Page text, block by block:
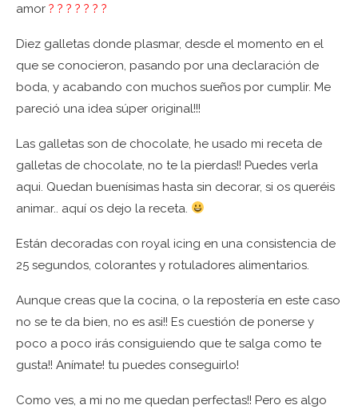
amor ? ? ? ? ? ? ?
Diez galletas donde plasmar, desde el momento en el
que se conocieron, pasando por una declaración de
boda, y acabando con muchos sueños por cumplir. Me
pareció una idea súper original!!!
Las galletas son de chocolate, he usado mi receta de
galletas de chocolate, no te la pierdas!! Puedes verla
aqui. Quedan buenísimas hasta sin decorar, si os queréis
animar.. aquí os dejo la receta.
Están decoradas con royal icing en una consistencia de
25 segundos, colorantes y rotuladores alimentarios.
Aunque creas que la cocina, o la repostería en este caso
no se te da bien, no es asi!! Es cuestión de ponerse y
poco a poco irás consiguiendo que te salga como te
gusta!! Anímate! tu puedes conseguirlo!
Como ves, a mi no me quedan perfectas!! Pero es algo